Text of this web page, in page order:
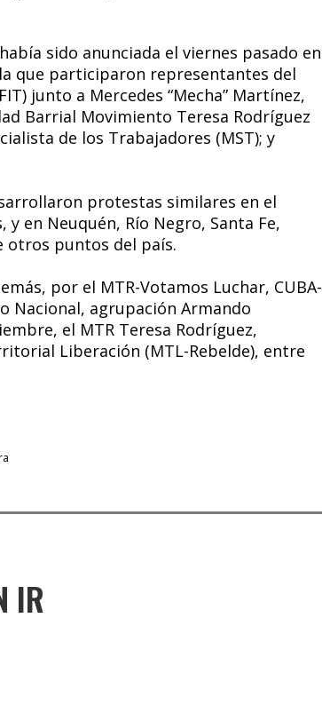
sido anunciada el viernes pasado en
que participaron representantes del
junto a Mercedes “Mecha” Martínez,
Barrial Movimiento Teresa Rodríguez
de los Trabajadores (MST); y
protestas similares en el
en Neuquén, Río Negro, Santa Fe,
otros puntos del país.
por el MTR-Votamos Luchar, CUBA-
Nacional, agrupación Armando
el MTR Teresa Rodríguez,
Liberación (MTL-Rebelde), entre
IR